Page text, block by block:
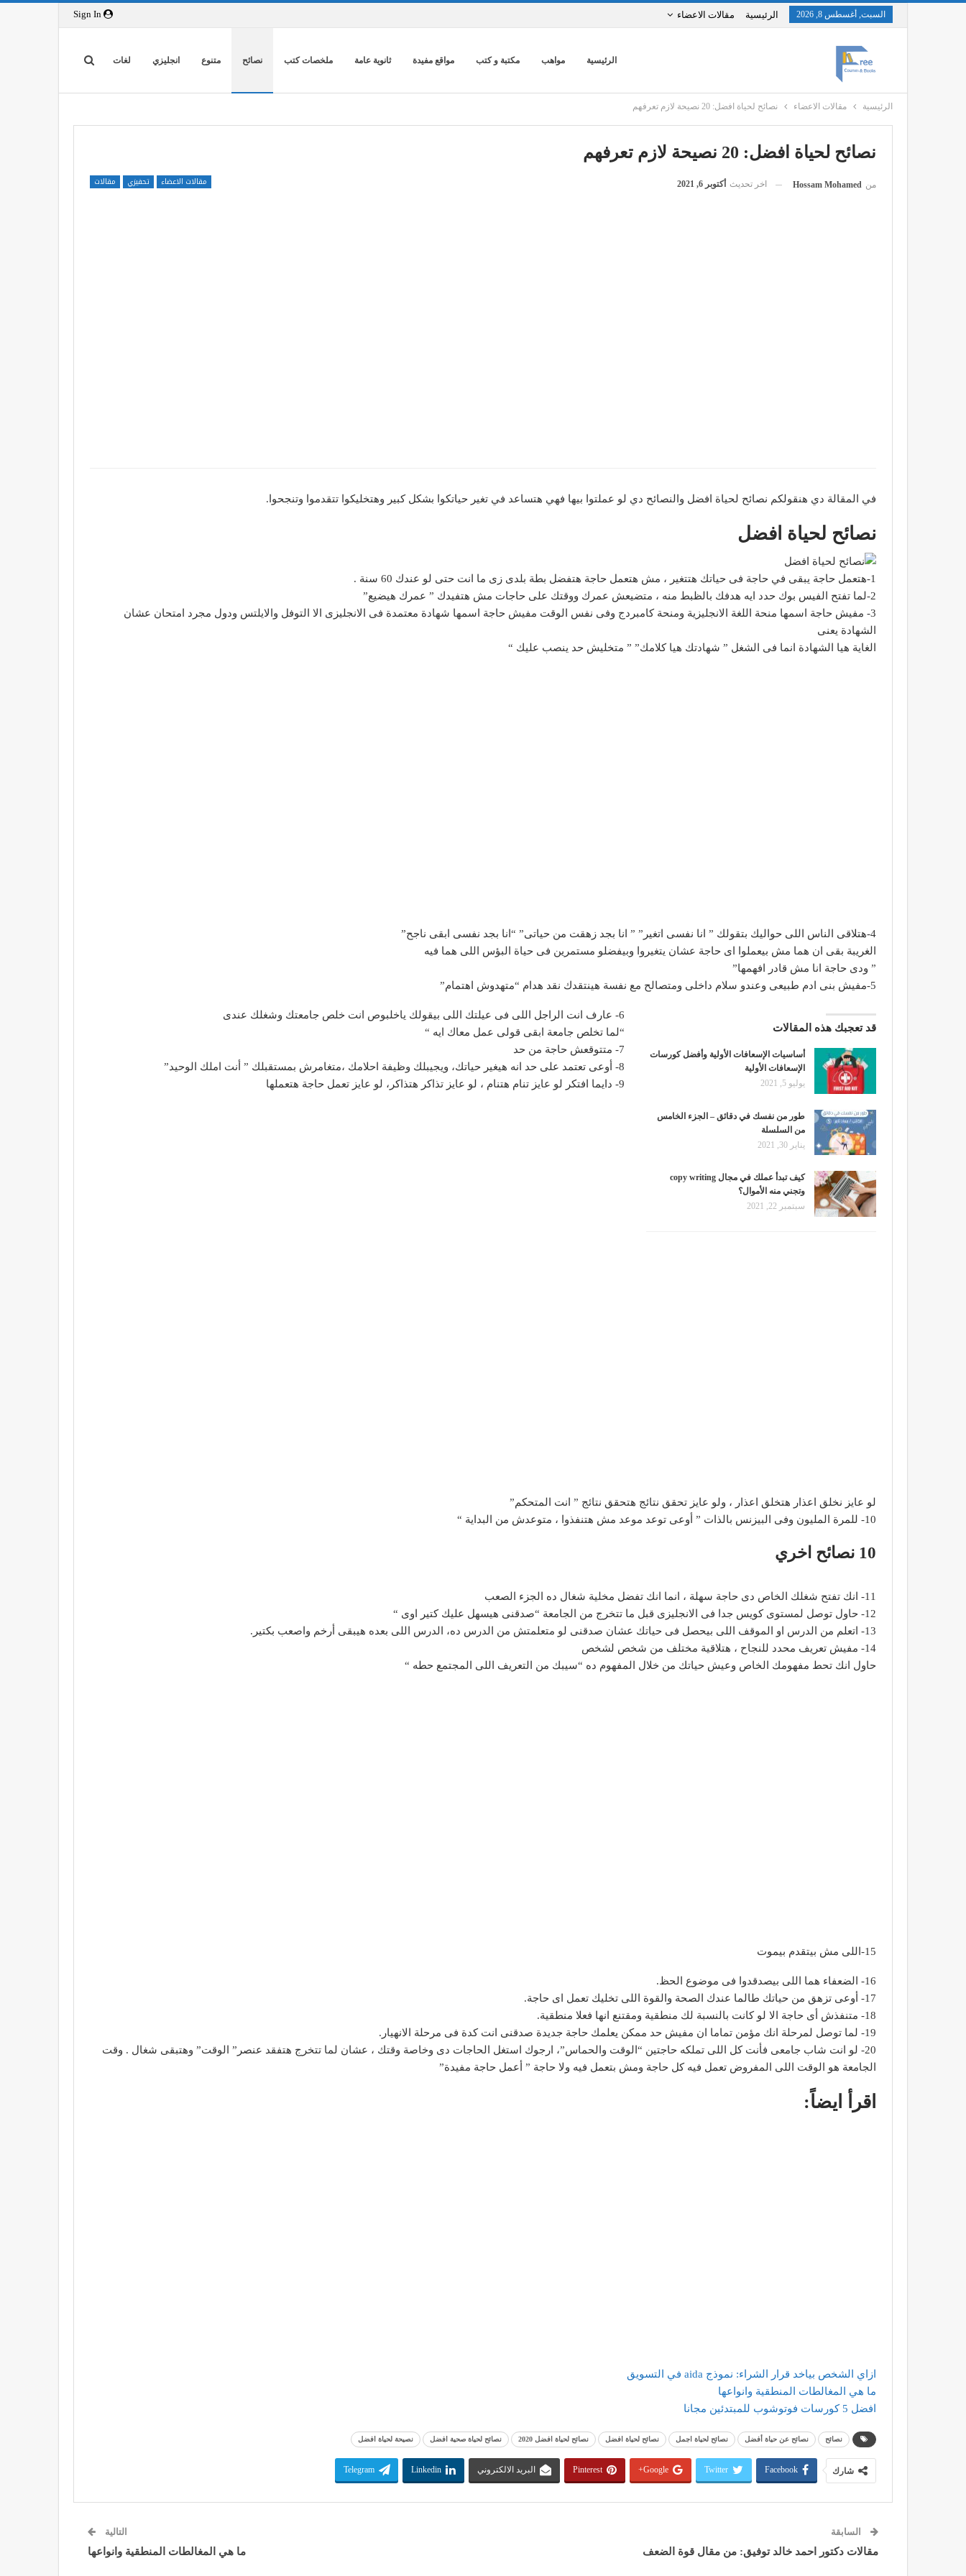
السبت, أغسطس 8, 2026 الرئيسية مقالات الاعضاء
الرئيسية مواهب مكتبة و كتب مواقع مفيدة ثانوية عامة ملخصات كتب نصائح متنوع انجليزي لغات
الرئيسية مقالات الاعضاء نصائح لحياة افضل: 20 نصيحة لازم تعرفهم
نصائح لحياة افضل: 20 نصيحة لازم تعرفهم
مقالات الاعضاء تحفيزي مقالات من Hossam Mohamed اخر تحديث أكتوبر 6, 2021
في المقالة دي هنقولكم نصائح لحياة افضل والنصائح دي لو عملتوا بيها فهي هتساعد في تغير حياتكوا بشكل كبير وهتخليكوا تتقدموا وتنجحوا.
نصائح لحياة افضل
1-هتعمل حاجة يبقى في حاجة فى حياتك هتتغير ، مش هتعمل حاجة هتفضل بطة بلدى زى ما انت حتى لو عندك 60 سنة .
2-لما تفتح الفيس بوك حدد ايه هدفك بالظبط منه ، متضيعش عمرك ووقتك على حاجات مش هتفيدك ” عمرك هيضيع”
3- مفيش حاجة اسمها منحة اللغة الانجليزية ومنحة كامبردج وفى نفس الوقت مفيش حاجة اسمها شهادة معتمدة فى الانجليزى الا التوفل والايلتس ودول مجرد امتحان عشان
الشهادة يعنى
الغاية هيا الشهادة انما فى الشغل ” شهادتك هيا كلامك” ” متخليش حد ينصب عليك “
4-هتلاقى الناس اللى حواليك بتقولك ” انا نفسى اتغير” ” انا بجد زهقت من حياتى” “انا بجد نفسى ابقى ناجح”
الغريبة بقى ان هما مش بيعملوا اى حاجة عشان يتغيروا وبيفضلو مستمرين فى حياة البؤس اللى هما فيه
” ودى حاجة انا مش قادر افهمها”
5-مفيش بنى ادم طبيعى وعندو سلام داخلى ومتصالح مع نفسة هينتقدك نقد هدام “متهدوش اهتمام”
قد تعجبك هذه المقالات
أساسيات الإسعافات الأولية وأفضل كورسات
الإسعافات الأولية
يوليو 5, 2021
طور من نفسك في دقائق – الجزء الخامس
من السلسلة
يناير 30, 2021
وتجني منه الأموال؟
سبتمبر 22, 2021
6- عارف انت الراجل اللى فى عيلتك اللى بيقولك ياخلبوص انت خلص جامعتك وشغلك عندى
“لما تخلص جامعة ابقى قولى عمل معاك ايه “
7- متتوقعش حاجة من حد
8- أوعى تعتمد على حد انه هيغير حياتك، ويجيبلك وظيفة احلامك ،متغامرش بمستقبلك ” أنت املك الوحيد”
9- دايما افتكر لو عايز تنام هتنام ، لو عايز تذاكر هتذاكر، لو عايز تعمل حاجة هتعملها
لو عايز نخلق اعذار هتخلق اعذار ، ولو عايز تحقق نتائج هتحقق نتائج ” انت المتحكم”
10- للمرة المليون وفى البيزنس بالذات ” أوعى توعد موعد مش هتنفذوا ، متوعدش من البداية “
10 نصائح اخري
11- انك تفتح شغلك الخاص دى حاجة سهلة ، انما انك تفضل مخلية شغال ده الجزء الصعب
12- حاول توصل لمستوى كويس جدا فى الانجليزى قبل ما تتخرج من الجامعة “صدقنى هيسهل عليك كتير اوى “
13- اتعلم من الدرس او الموقف اللى بيحصل فى حياتك عشان صدقنى لو متعلمتش من الدرس ده، الدرس اللى بعده هيبقى أرخم واصعب بكتير.
14- مفيش تعريف محدد للنجاح ، هتلاقية مختلف من شخص لشخص
حاول انك تحط مفهومك الخاص وعيش حياتك من خلال المفهوم ده “سيبك من التعريف اللى المجتمع حطه “
15-اللى مش بيتقدم بيموت
16- الضعفاء هما اللى بيصدقدوا فى موضوع الحظ.
17- أوعى تزهق من حياتك طالما عندك الصحة والقوة اللى تخليك تعمل اى حاجة.
18- متنفذش أى حاجة الا لو كانت بالنسبة لك منطقية ومقتنع انها فعلا منطقية.
19- لما توصل لمرحلة انك مؤمن تماما ان مفيش حد ممكن يعلمك حاجة جديدة صدقنى انت كدة فى مرحلة الانهيار.
20- لو انت شاب جامعى فأنت كل اللى تملكه حاجتين “الوقت والحماس”، ارجوك استغل الحاجات دى وخاصة وقتك ، عشان لما تتخرج هتفقد عنصر” الوقت” وهتبقى شغال . وقت
الجامعة هو الوقت اللى المفروض تعمل فيه كل حاجة ومش بتعمل فيه ولا حاجة ” أعمل حاجة مفيدة”
اقرأ ايضاً:
ازاي الشخص بياخد قرار الشراء: نموذج aida في التسويق
ما هي المغالطات المنطقية وانواعها
افضل 5 كورسات فوتوشوب للمبتدئين مجانا
نصائح نصائح عن حياة أفضل نصائح لحياة اجمل نصائح لحياة افضل نصائح لحياة افضل 2020 نصائح لحياة صحية افضل نصيحة لحياة افضل
شارك Facebook
Twitter
Google+
Pinterest البريد الالكتروني Linkedin
Telegram
السابقة
مقالات دكتور احمد خالد توفيق: من مقال قوة الضعف
التالية
ما هي المغالطات المنطقية وانواعها